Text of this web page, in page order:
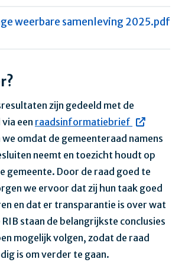
weerbare samenleving 2025.pdf
zijn gedeeld met de
een raadsinformatiebrief
omdat de gemeenteraad namens
neemt en toezicht houdt op
gemeente. Door de raad goed te
we ervoor dat zij hun taak goed
en dat er transparantie is over wat
staan de belangrijkste conclusies
mogelijk volgen, zodat de raad
is om verder te gaan.